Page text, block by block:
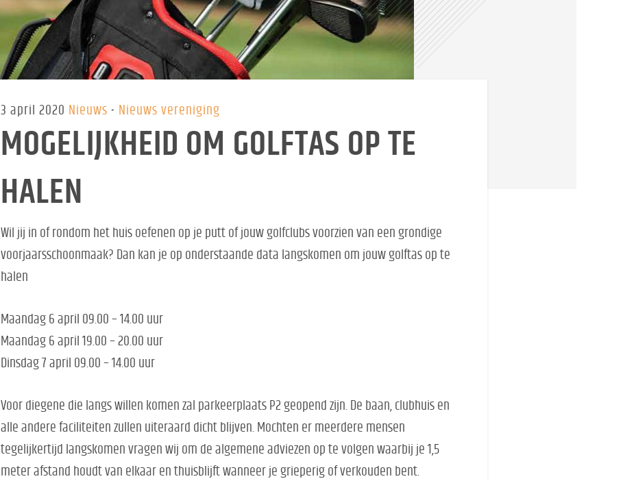
3 april 2020 Nieuws Nieuws vereniging
MOGELIJKHEID OM GOLFTAS OP TE
HALEN
Wil jij in of rondom het huis oefenen op je putt of jouw golfclubs voorzien van een grondige
voorjaarsschoonmaak? Dan kan je op onderstaande data langskomen om jouw golftas op te
halen
Maandag 6 april 09.00 – 14.00 uur
Maandag 6 april 19.00 – 20.00 uur
Dinsdag 7 april 09.00 – 14.00 uur
Voor diegene die langs willen komen zal parkeerplaats P2 geopend zijn. De baan, clubhuis en
alle andere faciliteiten zullen uiteraard dicht blijven. Mochten er meerdere mensen
tegelijkertijd langskomen vragen wij om de algemene adviezen op te volgen waarbij je 1,5
meter afstand houdt van elkaar en thuisblijft wanneer je grieperig of verkouden bent.